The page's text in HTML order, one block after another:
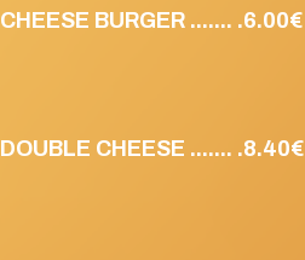
CHEESE BURGER ....... .6.00€
DOUBLE CHEESE ....... .8.40€